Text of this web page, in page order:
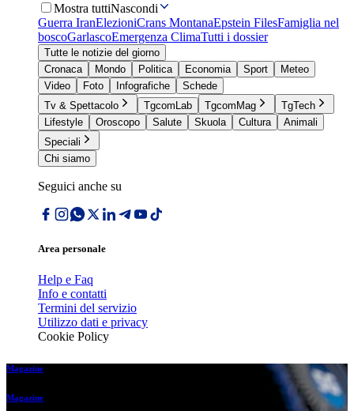
Mostra tuttiNascondi
Guerra IranElezioniCrans MontanaEpstein FilesFamiglia nel
boscoGarlascoEmergenza ClimaTutti i dossier
Tutte le notizie del giorno
Cronaca
Mondo Politica Economia Sport
Meteo
Video
Foto Infografiche
Schede
Tv & Spettacolo
TgcomLab TgcomMag
TgTech
Lifestyle
Oroscopo Salute Skuola Cultura
Animali
Speciali
Chi siamo
Seguici anche su
Area personale
Help e Faq
Info e contatti
Termini del servizio
Utilizzo dati e privacy
Cookie Policy
Magazine
Magazine